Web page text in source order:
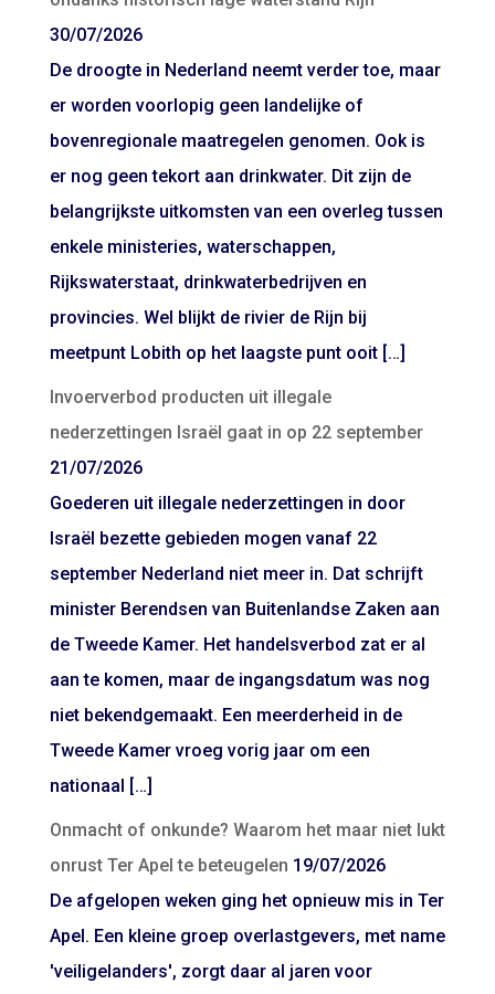
30/07/2026
De droogte in Nederland neemt verder toe, maar
er worden voorlopig geen landelijke of
bovenregionale maatregelen genomen. Ook is
er nog geen tekort aan drinkwater. Dit zijn de
belangrijkste uitkomsten van een overleg tussen
enkele ministeries, waterschappen,
Rijkswaterstaat, drinkwaterbedrijven en
provincies. Wel blijkt de rivier de Rijn bij
meetpunt Lobith op het laagste punt ooit […]
Invoerverbod producten uit illegale
nederzettingen Israël gaat in op 22 september
21/07/2026
Goederen uit illegale nederzettingen in door
Israël bezette gebieden mogen vanaf 22
september Nederland niet meer in. Dat schrijft
minister Berendsen van Buitenlandse Zaken aan
de Tweede Kamer. Het handelsverbod zat er al
aan te komen, maar de ingangsdatum was nog
niet bekendgemaakt. Een meerderheid in de
Tweede Kamer vroeg vorig jaar om een
nationaal […]
Onmacht of onkunde? Waarom het maar niet lukt
onrust Ter Apel te beteugelen 19/07/2026
De afgelopen weken ging het opnieuw mis in Ter
Apel. Een kleine groep overlastgevers, met name
'veiligelanders', zorgt daar al jaren voor